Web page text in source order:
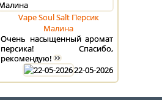
Vape Soul Salt Персик
Малина
Очень насыщенный аромат
персика! Спасибо,
рекомендую!
22-05-2026